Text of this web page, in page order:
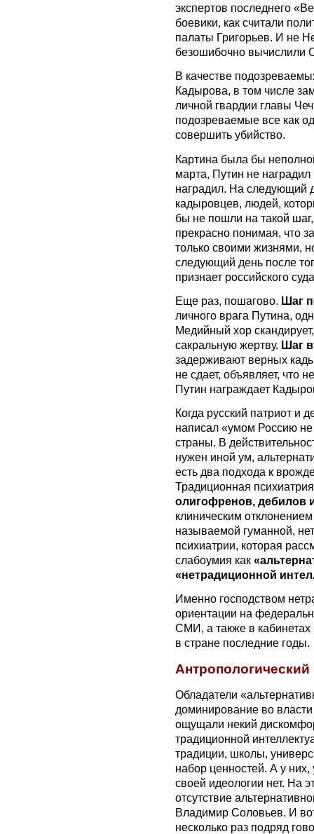
экспертов последнего
боевики, как считали
палаты Григорьев. И не
безошибочно вычислили
В качестве
Кадырова, в том числе
личной гвардии главы
подозреваемые все как
совершить убийство.
Картина была бы
марта, Путин не
наградил. На следующий
кадыровцев, людей,
бы не пошли на такой шаг,
прекрасно понимая, что
только своими жизнями,
следующий день после
признает российского
Еще раз, пошагово. Шаг
личного врага Путина,
Медийный хор
сакральную жертву. Шаг
задерживают верных
не сдает, объявляет, что
Путин награждает
Когда русский патриот и
написал «умом Россию
страны. В
нужен иной ум,
есть два подхода к
Традиционная
олигофренов, дебилов
клиническим
называемой гуманной,
психиатрии, которая
слабоумия как
«нетрадиционной
Именно господством
ориентации на
СМИ, а также в кабинетах
в стране последние годы.
Обладатели
доминирование во
ощущали некий
традиционной
традиции, школы,
набор ценностей. А у
своей идеологии нет. На
отсутствие
Владимир Соловьев. И
несколько раз подряд